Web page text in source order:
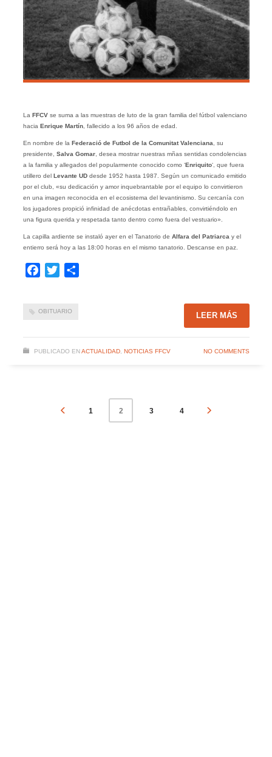
La FFCV se suma a las muestras de luto de la gran familia del fútbol valenciano
hacia Enrique Martín, fallecido a los 96 años de edad.
En nombre de la Federació de Futbol de la Comunitat Valenciana , su
presidente, Salva Gomar, desea mostrar nuestras mñas sentidas condolencias
a la familia y allegados del popularmente conocido como ‘Enriquito‘, que fuera
utillero del Levante UD desde 1952 hasta 1987. Según un comunicado emitido
por el club, «su dedicación y amor inquebrantable por el equipo lo convirtieron
en una imagen reconocida en el ecosistema del levantinismo. Su cercanía con
los jugadores propició infinidad de anécdotas entrañables, convirtiéndolo en
una figura querida y respetada tanto dentro como fuera del vestuario».
La capilla ardiente se instaló ayer en el Tanatorio de Alfara del Patriarca y el
entierro será hoy a las 18:00 horas en el mismo tanatorio. Descanse en paz.
Facebook
Twitter
OBITUARIO LEER MÁS
PUBLICADO EN ACTUALIDAD, NOTICIAS FFCV NO COMMENTS
1 2 3 4